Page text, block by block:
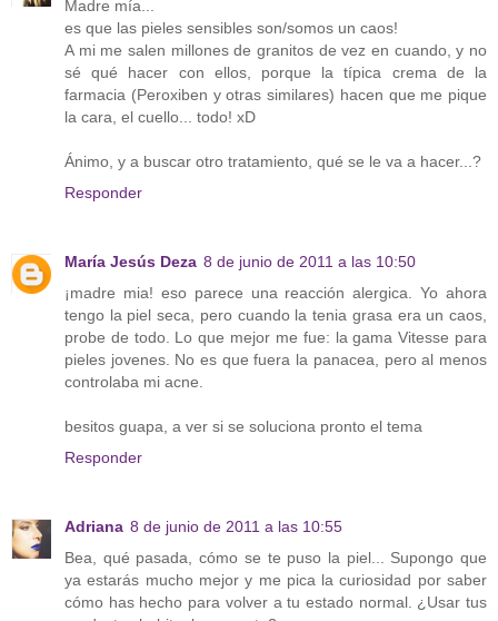
Madre mía...
es que las pieles sensibles son/somos un caos!
A mi me salen millones de granitos de vez en cuando, y no
sé qué hacer con ellos, porque la típica crema de la
farmacia (Peroxiben y otras similares) hacen que me pique
la cara, el cuello... todo! xD
Ánimo, y a buscar otro tratamiento, qué se le va a hacer...?
Responder
María Jesús Deza 8 de junio de 2011 a las 10:50
¡madre mia! eso parece una reacción alergica. Yo ahora
tengo la piel seca, pero cuando la tenia grasa era un caos,
probe de todo. Lo que mejor me fue: la gama Vitesse para
pieles jovenes. No es que fuera la panacea, pero al menos
controlaba mi acne.
besitos guapa, a ver si se soluciona pronto el tema
Responder
Adriana 8 de junio de 2011 a las 10:55
Bea, qué pasada, cómo se te puso la piel... Supongo que
ya estarás mucho mejor y me pica la curiosidad por saber
cómo has hecho para volver a tu estado normal. ¿Usar tus